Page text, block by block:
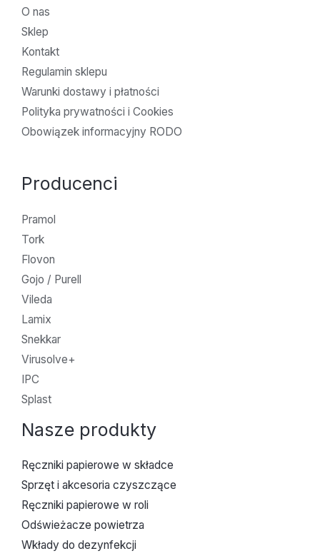
O nas
Sklep
Kontakt
Regulamin sklepu
Warunki dostawy i płatności
Polityka prywatności i Cookies
Obowiązek informacyjny RODO
Producenci
Pramol
Tork
Flovon
Gojo / Purell
Vileda
Lamix
Snekkar
Virusolve+
IPC
Splast
Nasze produkty
Ręczniki papierowe w składce
Sprzęt i akcesoria czyszczące
Ręczniki papierowe w roli
Odświeżacze powietrza
Wkłady do dezynfekcji